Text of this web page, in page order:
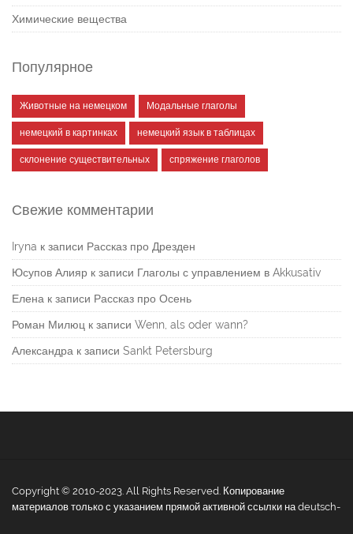
Химические вещества
Популярное
Животные на немецком Модальные глаголы
немецкий в картинках немецкий язык в таблицах
склонение существительных спряжение глаголов
Свежие комментарии
Iryna к записи Рассказ про Дрезден
Юсупов Алияр к записи Глаголы с управлением в Akkusativ
Елена к записи Рассказ про Осень
Роман Милюц к записи Wenn, als oder wann?
Александра к записи Sankt Petersburg
Copyright © 2010-2023. All Rights Reserved. Копирование
материалов только с указанием прямой активной ссылки на deutsch-